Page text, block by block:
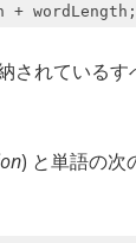
されている
) と単語の次